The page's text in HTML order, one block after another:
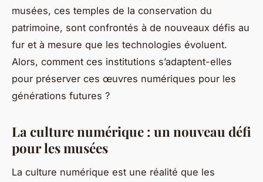
musées, ces temples de la conservation du
patrimoine, sont confrontés à de nouveaux défis au
fur et à mesure que les technologies évoluent.
Alors, comment ces institutions s’adaptent-elles
pour préserver ces œuvres numériques pour les
générations futures ?
La culture numérique : un nouveau défi
pour les musées
La culture numérique est une réalité que les